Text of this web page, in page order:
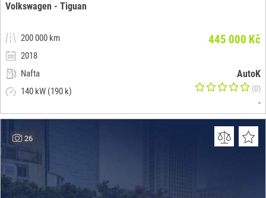
Volkswagen - Tiguan
200 000 km
2018
Nafta
140 kW (190 k)
445 000 Kč
AutoK
(0)
-
26